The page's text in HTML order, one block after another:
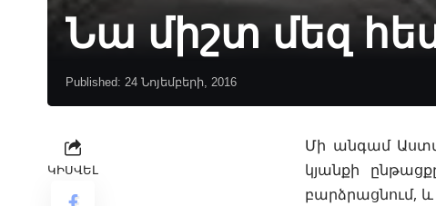
Նա միշտ մեզ
Published: 24 Նոյեմբերի, 2016
ԿԻՍՎԵԼ
Մի անգամ
կյանքի
բարձրացնում,